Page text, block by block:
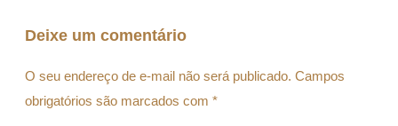
Deixe um comentário
O seu endereço de e-mail não será publicado. Campos
obrigatórios são marcados com *